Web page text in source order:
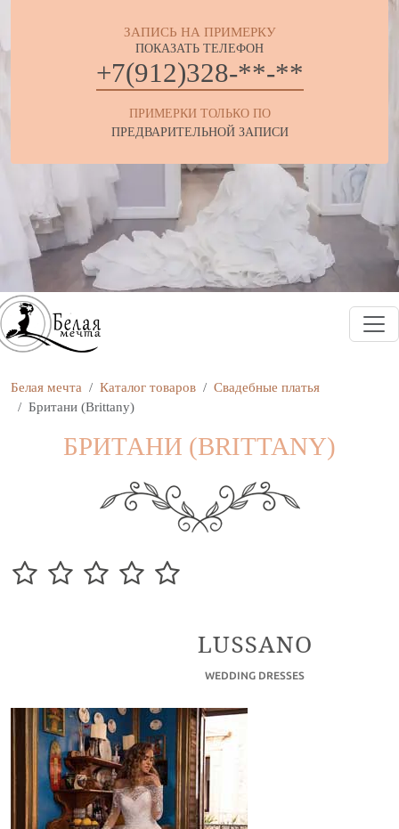
ЗАПИСЬ НА ПРИМЕРКУ
ПОКАЗАТЬ ТЕЛЕФОН
+7(912)328-**-**
ПРИМЕРКИ ТОЛЬКО ПО
ПРЕДВАРИТЕЛЬНОЙ ЗАПИСИ
Белая мечта Каталог товаров
Свадебные платья
Британи (Brittany)
БРИТАНИ (BRITTANY)